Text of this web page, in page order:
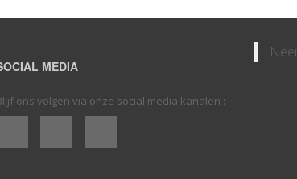
MEDIA
ons volgen via onze social media kanalen :